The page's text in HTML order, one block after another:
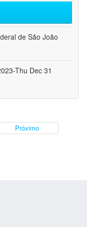
de São João
Thu Dec 31
Próximo